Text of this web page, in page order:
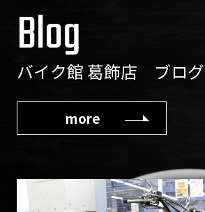
Blog
バイク館 葛飾店 ブログ
more